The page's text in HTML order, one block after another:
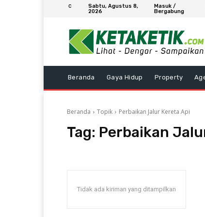
C
Sabtu, Agustus 8,
2026
Masuk /
Bergabung
Beranda Gaya Hidup Property
Beranda Topik Perbaikan Jalur Kereta Api
Tag: Perbaikan
Tidak ada kiriman yang ditampilkan